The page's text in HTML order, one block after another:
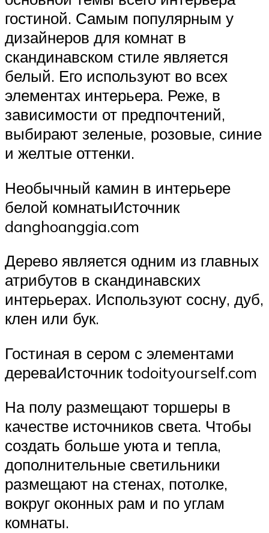
гостиной. Самым популярным у
дизайнеров для комнат в
скандинавском стиле является
белый. Его используют во всех
элементах интерьера. Реже, в
зависимости от предпочтений,
выбирают зеленые, розовые, синие
и желтые оттенки.
Необычный камин в интерьере
белой комнатыИсточник
danghoanggia.com
Дерево является одним из главных
атрибутов в скандинавских
интерьерах. Используют сосну, дуб,
клен или бук.
Гостиная в сером с элементами
дереваИсточник todoityourself.com
На полу размещают торшеры в
качестве источников света. Чтобы
создать больше уюта и тепла,
дополнительные светильники
размещают на стенах, потолке,
вокруг оконных рам и по углам
комнаты.